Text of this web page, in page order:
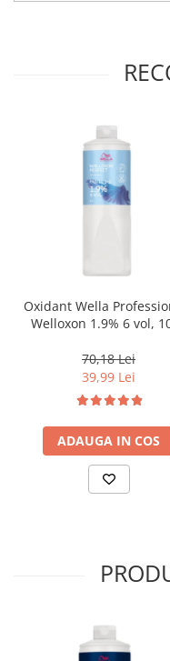
Oxidant Wella
Welloxon 1.9% 6 vol,
70,18 Lei
39,99 Lei
ADAUGA IN COS